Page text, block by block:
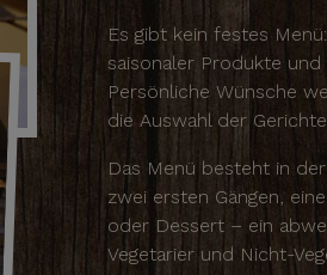
Es gibt kein festes
saisonaler Produkte
Persönliche Wünsche
die Auswahl der
Das Menü besteht in
zwei ersten Gängen,
oder Dessert – ein
Vegetarier und Nicht-